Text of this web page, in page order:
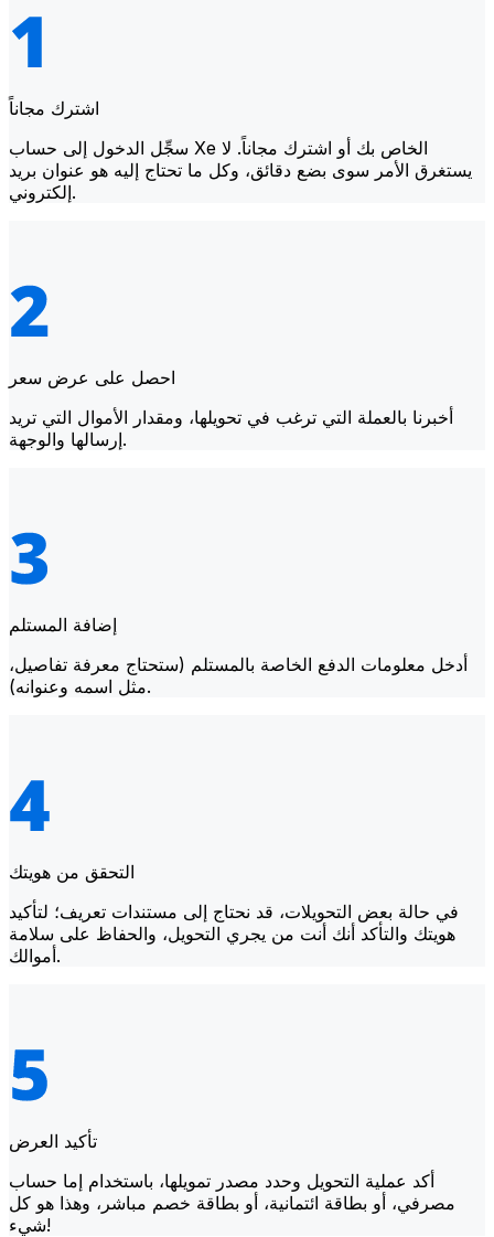
اشترك مجاناً
سجِّل الدخول إلى حساب Xe الخاص بك أو اشترك مجاناً. لا
يستغرق الأمر سوى بضع دقائق، وكل ما تحتاج إليه هو عنوان بريد
إلكتروني.
احصل على عرض سعر
أخبرنا بالعملة التي ترغب في تحويلها، ومقدار الأموال التي تريد
إرسالها والوجهة.
إضافة المستلم
أدخل معلومات الدفع الخاصة بالمستلم (ستحتاج معرفة تفاصيل،
مثل اسمه وعنوانه).
التحقق من هويتك
في حالة بعض التحويلات، قد نحتاج إلى مستندات تعريف؛ لتأكيد
هويتك والتأكد أنك أنت من يجري التحويل، والحفاظ على سلامة
أموالك.
تأكيد العرض
أكد عملية التحويل وحدد مصدر تمويلها، باستخدام إما حساب
مصرفي، أو بطاقة ائتمانية، أو بطاقة خصم مباشر، وهذا هو كل
شيء!